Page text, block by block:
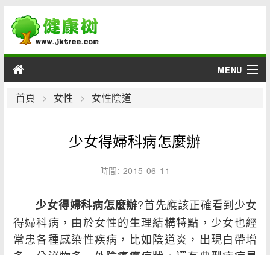
MENU
男性
綜合
疾病
首頁 女性 女性陰道
少女得婦科病怎麼辦
時間: 2015-06-11
少女得婦科病怎麼辦?首先應該正確看到少女
得婦科病，由於女性的生理結構特點，少女也經
常患各種感染性疾病，比如陰道炎，出現白帶增